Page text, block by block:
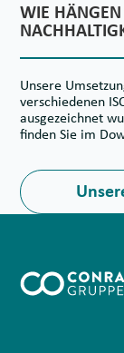
WIE HÄNGEN
Unsere
verschiedenen
ausgezeichnet
finden Sie im